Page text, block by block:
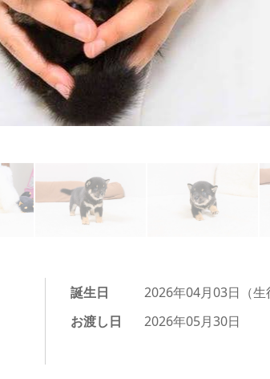
誕生日
2026年04月03日（生
お渡し日
2026年05月30日